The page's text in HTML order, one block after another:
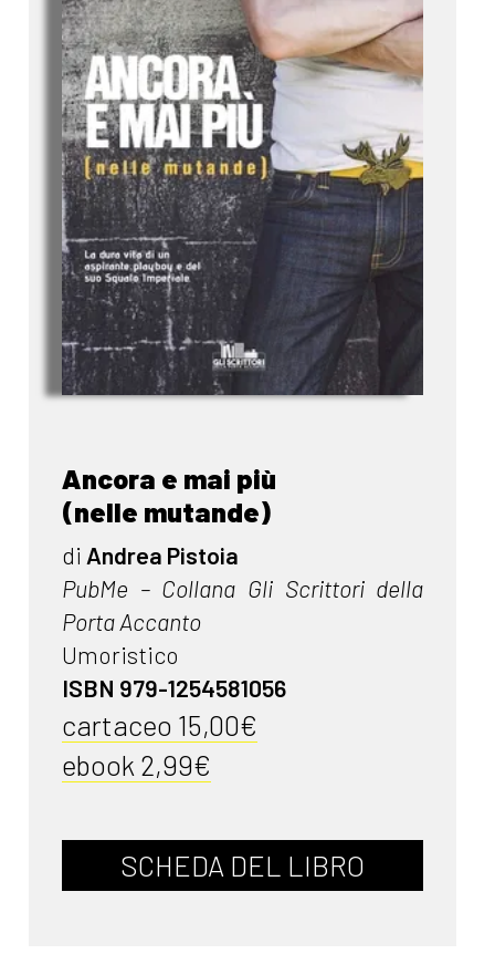
Ancora e mai più
(nelle mutande)
di Andrea Pistoia
PubMe – Collana Gli Scrittori della
Porta Accanto
Umoristico
ISBN 979-1254581056
cartaceo 15,00€
ebook 2,99€
SCHEDA DEL LIBRO